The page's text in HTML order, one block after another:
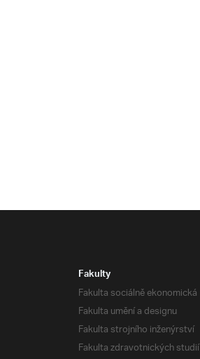
Fakulty
Fakulta sociálně ekonomická
Fakulta umění a designu
Fakulta strojního inženýrství
Fakulta zdravotnických studií